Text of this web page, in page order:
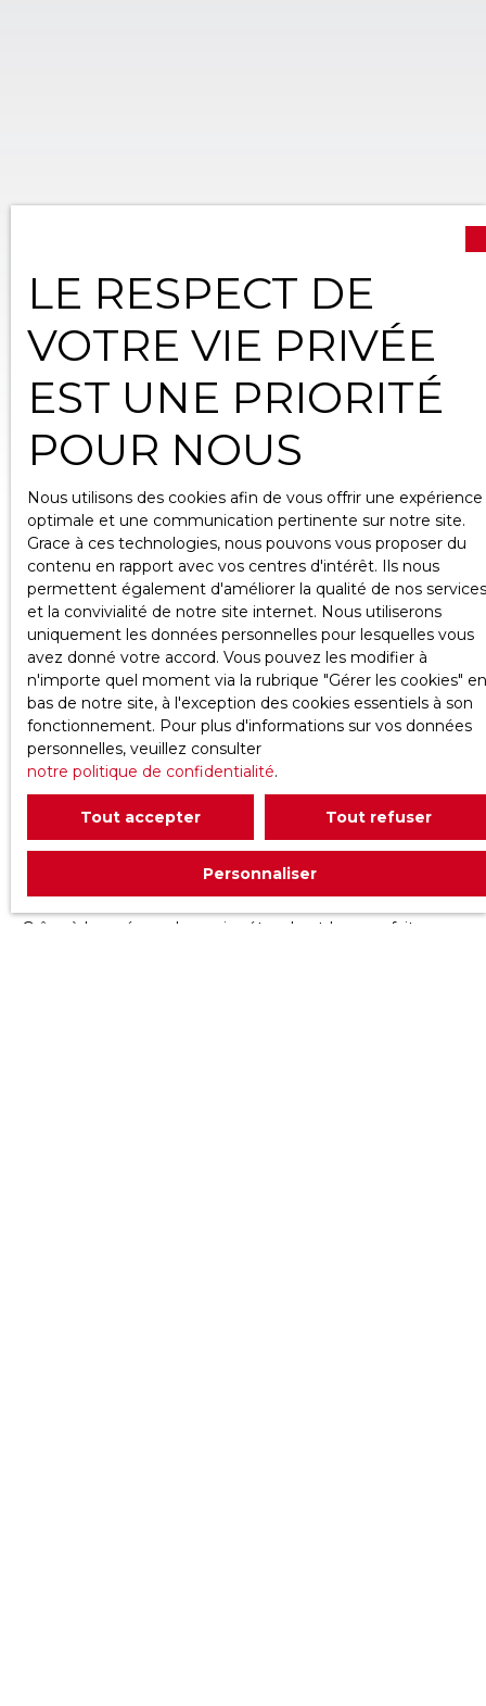
Profitez de notre
conseil en financement
avec Minitaux, notre
partenaire courtier
intégré
Optimisez le financement de votre projet d’immobilier
d’entreprise en faisant appel à notre partenaire
Minitaux. Spécialiste du courtage professionnel,
plus adaptée à vos besoins, au meilleur taux du marché.
Grâce à leur réseau bancaire étendu et leur parfaite
LE RESPECT DE
VOTRE VIE PRIVÉE
EST UNE PRIORITÉ
POUR NOUS
Nous utilisons des cookies afin de vous offrir une expérience
optimale et une communication pertinente sur notre site.
Grace à ces technologies, nous pouvons vous proposer du
contenu en rapport avec vos centres d'intérêt. Ils nous
permettent également d'améliorer la qualité de nos services
et la convivialité de notre site internet. Nous utiliserons
uniquement les données personnelles pour lesquelles vous
avez donné votre accord. Vous pouvez les modifier à
n'importe quel moment via la rubrique ″Gérer les cookies″ en
bas de notre site, à l'exception des cookies essentiels à son
fonctionnement. Pour plus d'informations sur vos données
personnelles, veuillez consulter
notre politique de confidentialité.
Tout accepter Tout refuser
Personnaliser